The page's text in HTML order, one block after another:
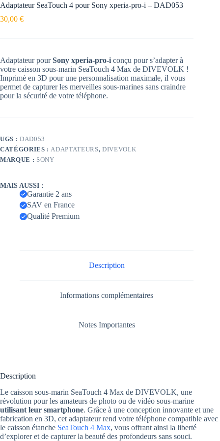
Adaptateur SeaTouch 4 pour Sony xperia-pro-i – DAD053
30,00 €
Adaptateur pourSony xperia-pro-i conçu pour s’adapter à
votre caisson sous-marin SeaTouch 4 Max de DIVEVOLK !
Imprimé en 3D pour une personnalisation maximale, il vous
permet de capturer les merveilles sous-marines sans craindre
pour la sécurité de votre téléphone.
UGS : DAD053
CATÉGORIES : ADAPTATEURS, DIVEVOLK
MARQUE : SONY
MAIS AUSSI :
Garantie 2 ans
SAV en France
Qualité Premium
Description
Informations complémentaires
Notes Importantes
Description
Le caisson sous-marin SeaTouch 4 Max de DIVEVOLK, une
révolution pour les amateurs de photo ou de vidéo sous-marine
utilisant leur smartphone. Grâce à une conception innovante et une
fabrication en 3D, cet adaptateur rend votre téléphone compatible avec
le caisson étanche SeaTouch 4 Max, vous offrant ainsi la liberté
d’explorer et de capturer la beauté des profondeurs sans souci.